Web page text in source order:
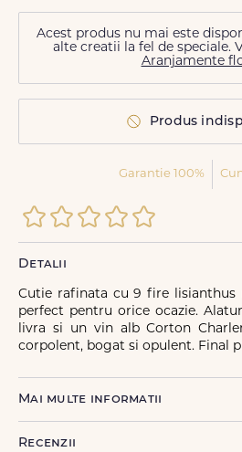
Acest produs nu mai este
alte creatii la fel de speciale.
Aranjamente
Produs
Garantie 100%
Detalii
Cutie rafinata cu 9 fire lisianthus
perfect pentru orice ocazie.
livra si un vin alb Corton
corpolent, bogat si opulent. Final
Mai multe informatii
1 x Cutie FDL rotunda neagra S, 9 x
Recenzii